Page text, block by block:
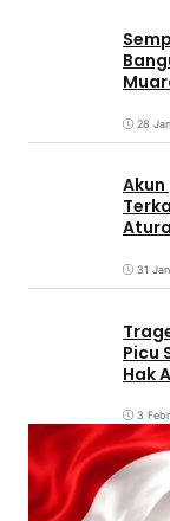
28
31
Picu
Hak
3